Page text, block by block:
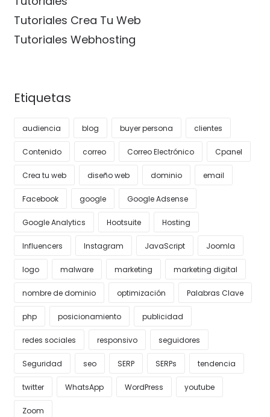
Tutoriales Crea Tu Web
Tutoriales Webhosting
Etiquetas
audiencia blog buyer persona clientes
Contenido correo Correo Electrónico Cpanel
Crea tu web diseño web dominio email
Facebook google Google Adsense
Google Analytics Hootsuite Hosting
Influencers Instagram JavaScript Joomla
logo malware marketing marketing digital
nombre de dominio optimización Palabras Clave
php posicionamiento publicidad
redes sociales responsivo seguidores
Seguridad seo SERP SERPs tendencia
twitter WhatsApp WordPress youtube
Zoom